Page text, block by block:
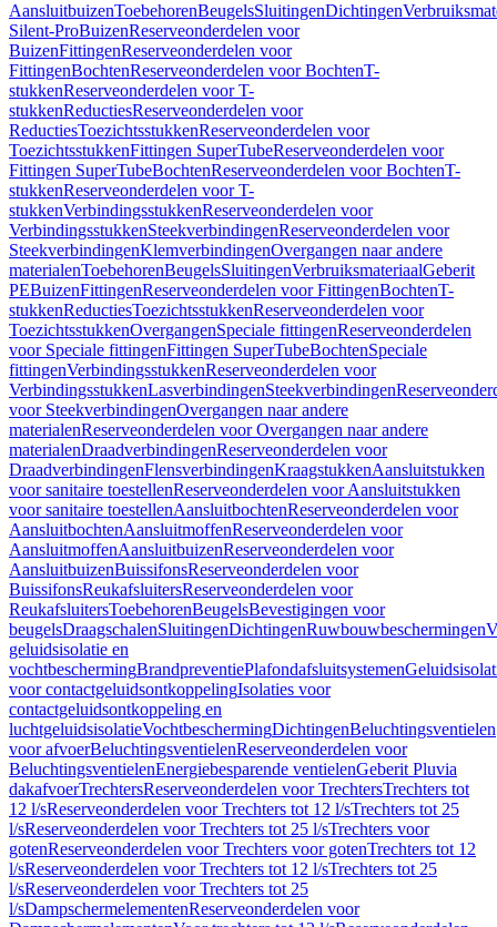
AansluitbuizenToebehorenBeugelsSluitingenDichtingen
Silent-ProBuizenReserveonderdelen voor
BuizenFittingenReserveonderdelen voor
FittingenBochtenReserveonderdelen voor BochtenT-
stukkenReserveonderdelen voor T-
stukkenReductiesReserveonderdelen voor
ReductiesToezichtsstukkenReserveonderdelen voor
ToezichtsstukkenFittingen SuperTubeReserveonderdelen voor
Fittingen SuperTubeBochtenReserveonderdelen voor BochtenT-
stukkenReserveonderdelen voor T-
stukkenVerbindingsstukkenReserveonderdelen voor
VerbindingsstukkenSteekverbindingenReserveonderdelen voor
SteekverbindingenKlemverbindingenOvergangen naar andere
materialenToebehorenBeugelsSluitingenVerbruiksmateriaalGeberit
PEBuizenFittingenReserveonderdelen voor FittingenBochtenT-
stukkenReductiesToezichtsstukkenReserveonderdelen voor
ToezichtsstukkenOvergangenSpeciale fittingenReserveonderdelen
voor Speciale fittingenFittingen SuperTubeBochtenSpeciale
fittingenVerbindingsstukkenReserveonderdelen voor
VerbindingsstukkenLasverbindingenSteekverbindingen
voor SteekverbindingenOvergangen naar andere
materialenReserveonderdelen voor Overgangen naar andere
materialenDraadverbindingenReserveonderdelen voor
DraadverbindingenFlensverbindingenKraagstukkenAansluitstukken
voor sanitaire toestellenReserveonderdelen voor Aansluitstukken
voor sanitaire toestellenAansluitbochtenReserveonderdelen voor
AansluitbochtenAansluitmoffenReserveonderdelen voor
AansluitmoffenAansluitbuizenReserveonderdelen voor
AansluitbuizenBuissifonsReserveonderdelen voor
BuissifonsReukafsluitersReserveonderdelen voor
ReukafsluitersToebehorenBeugelsBevestigingen voor
beugelsDraagschalenSluitingenDichtingenRuwbouwbeschermingen
geluidsisolatie en
vochtbeschermingBrandpreventiePlafondafsluitsystemen
voor contactgeluidsontkoppelingIsolaties voor
contactgeluidsontkoppeling en
luchtgeluidsisolatieVochtbeschermingDichtingenBeluchtingsventielen
voor afvoerBeluchtingsventielenReserveonderdelen voor
BeluchtingsventielenEnergiebesparende ventielenGeberit Pluvia
dakafvoerTrechtersReserveonderdelen voor TrechtersTrechters tot
12 l/sReserveonderdelen voor Trechters tot 12 l/sTrechters tot 25
l/sReserveonderdelen voor Trechters tot 25 l/sTrechters voor
gotenReserveonderdelen voor Trechters voor gotenTrechters tot 12
l/sReserveonderdelen voor Trechters tot 12 l/sTrechters tot 25
l/sReserveonderdelen voor Trechters tot 25
l/sDampschermelementenReserveonderdelen voor